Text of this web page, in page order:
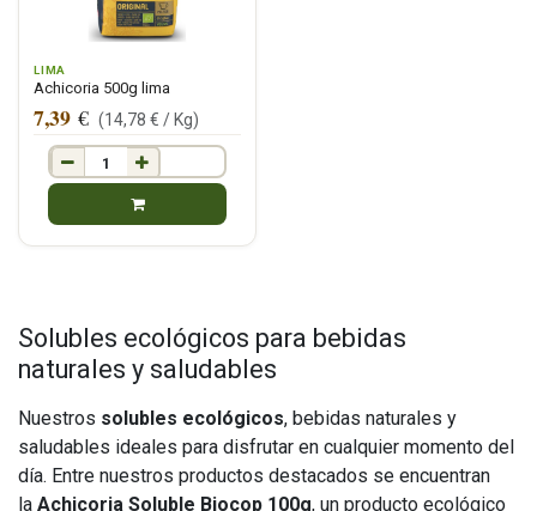
LIMA
Achicoria 500g lima
7,39 € (14,78 € / Kg)
Solubles ecológicos para bebidas
naturales y saludables
Nuestros solubles ecológicos, bebidas naturales y
saludables ideales para disfrutar en cualquier momento del
día. Entre nuestros productos destacados se encuentran
la Achicoria Soluble Biocop 100g, un producto ecológico